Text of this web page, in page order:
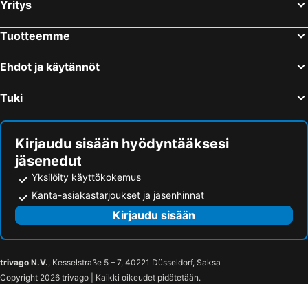
Alicante, Valencia Hotellit
Las Palmas, Kanariansaaret Hotellit
Yritys
Tuotteemme
Ehdot ja käytännöt
Tuki
Kirjaudu sisään hyödyntääksesi
jäsenedut
Yksilöity käyttökokemus
Kanta-asiakastarjoukset ja jäsenhinnat
Kirjaudu sisään
trivago N.V., Kesselstraße 5 – 7, 40221 Düsseldorf, Saksa
Copyright 2026 trivago | Kaikki oikeudet pidätetään.